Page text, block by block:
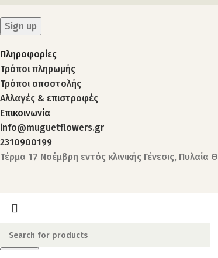
Πληροφορίες
Τρόποι πληρωμής
Τρόποι αποστολής
Αλλαγές & επιστροφές
Επικοινωνία
info@muguetflowers.gr
2310900199
Τέρμα 17 Νοέμβρη εντός κλινικής Γένεσις, Πυλαία